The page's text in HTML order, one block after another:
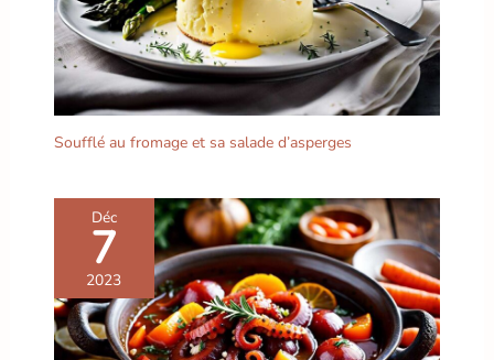
Soufflé au fromage et sa salade d’asperges
Déc
7
2023